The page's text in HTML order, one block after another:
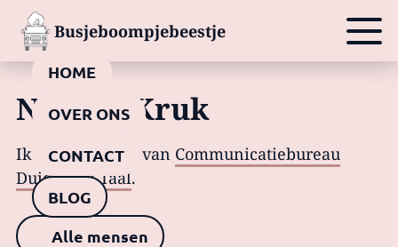
Busjeboompjebeestje
HOME
OVER ONS
CONTACT
BLOG
Nelline Kruk
Ik ben eigenaar van Communicatiebureau
Duidelijke Taal.
Alle mensen